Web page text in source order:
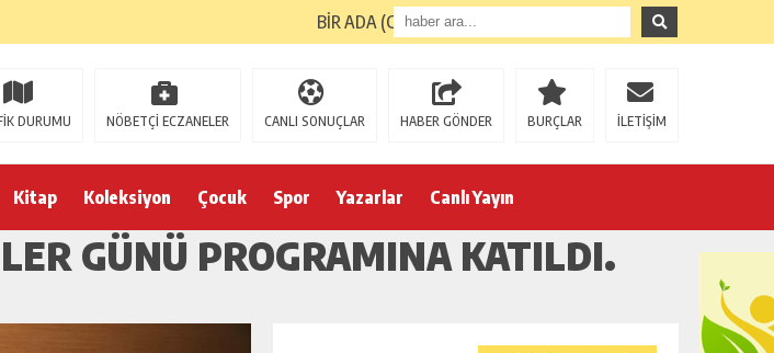
BİR ADA (GİRESUN ADASI) TURUNUN ARDINDAN
DURUMU NÖBETÇİ ECZANELER CANLI SONUÇLAR HABER GÖNDER BURÇLAR İLETİŞİM
Kitap Koleksiyon Çocuk Spor Yazarlar Canlı Yayın
GÜNÜ PROGRAMINA KATILDI.